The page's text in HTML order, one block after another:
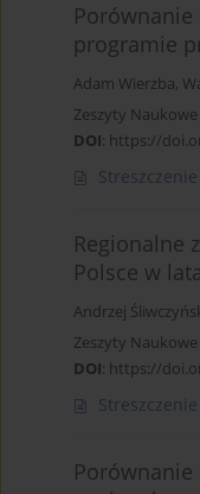
Porównanie
programie
Adam Wierzba,
Zeszyty Naukowe
DOI: https://
Streszczenie
Regionalne
Polsce w
Andrzej
Zeszyty Naukowe
DOI: https://
Streszczenie